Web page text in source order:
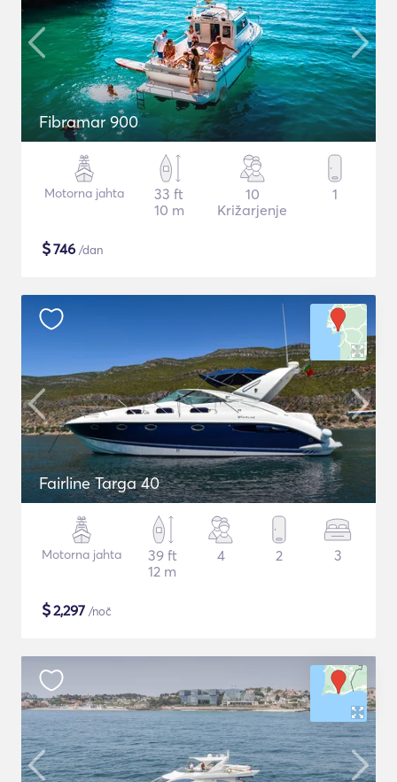
Fibramar 900
Motorna jahta
33 ft
10 m
10
Križarjenje
1
$746 /dan
Fairline Targa 40
Motorna jahta
39 ft
12 m
4 2 3
$2,297 /noč